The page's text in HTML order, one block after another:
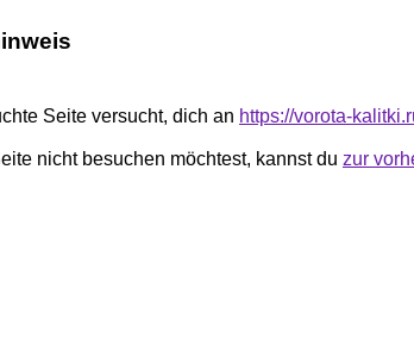
Seite versucht, dich an https://vorota-
nicht besuchen möchtest, kannst du zur